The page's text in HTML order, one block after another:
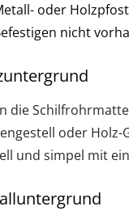
oder
nicht
die
oder
und simpel mit